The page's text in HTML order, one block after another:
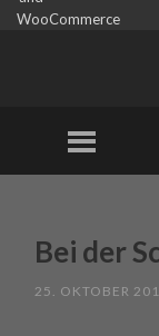
Bei der
25. OKTOBER